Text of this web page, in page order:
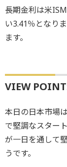
長期金利は米
い3.41％となり
ます。
VIEW
本日の日本市場
で堅調なスター
が一日を通して
うです。